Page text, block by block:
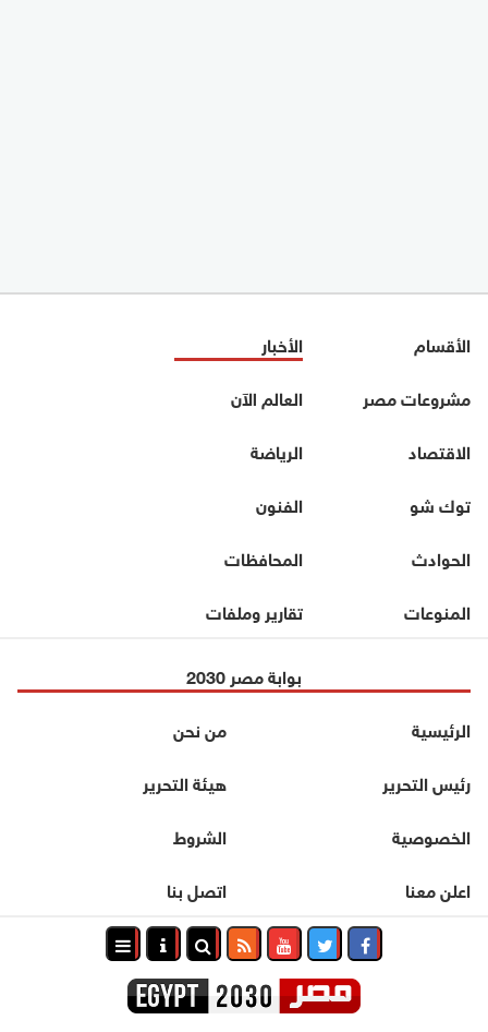
الأقسام
الأخبار
مشروعات مصر
العالم الآن
الاقتصاد
الرياضة
توك شو
الفنون
الحوادث
المحافظات
المنوعات
تقارير وملفات
بوابة مصر 2030
الرئيسية
من نحن
رئيس التحرير
هيئة التحرير
الخصوصية
الشروط
اعلن معنا
اتصل بنا